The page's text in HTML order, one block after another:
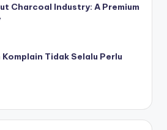
Charcoal Industry: A Premium
Tidak Selalu Perlu